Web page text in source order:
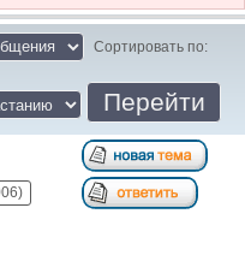
Сортировать по: